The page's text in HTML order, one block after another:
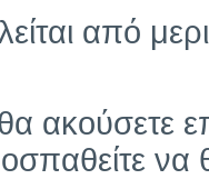
από
ακούσετε
να